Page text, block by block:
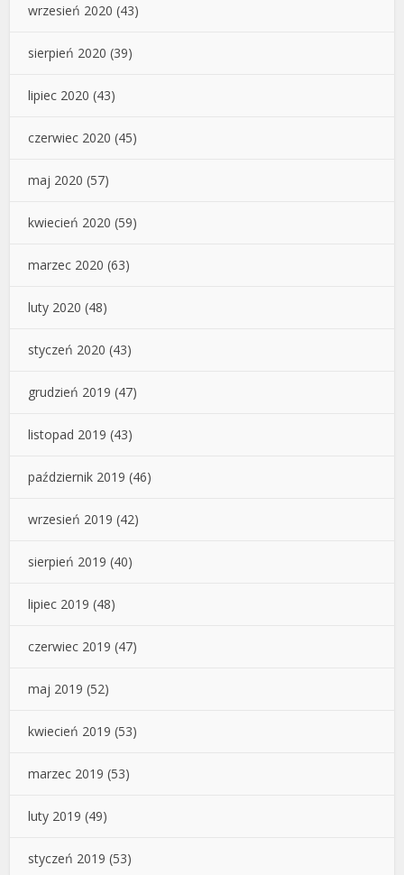
wrzesień 2020 (43)
sierpień 2020 (39)
lipiec 2020 (43)
czerwiec 2020 (45)
maj 2020 (57)
kwiecień 2020 (59)
marzec 2020 (63)
luty 2020 (48)
styczeń 2020 (43)
grudzień 2019 (47)
listopad 2019 (43)
październik 2019 (46)
wrzesień 2019 (42)
sierpień 2019 (40)
lipiec 2019 (48)
czerwiec 2019 (47)
maj 2019 (52)
kwiecień 2019 (53)
marzec 2019 (53)
luty 2019 (49)
styczeń 2019 (53)